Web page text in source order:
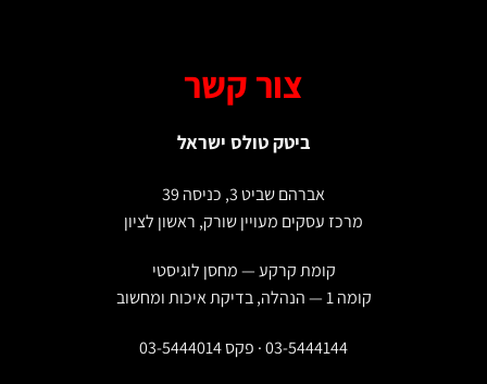
צור קשר
ביטק טולס ישראל
אברהם שביט 3, כניסה 39
מרכז עסקים מעויין שורק, ראשון לציון
קומת קרקע — מחסן לוגיסטי
03-5444144 · פקס 03-5444014